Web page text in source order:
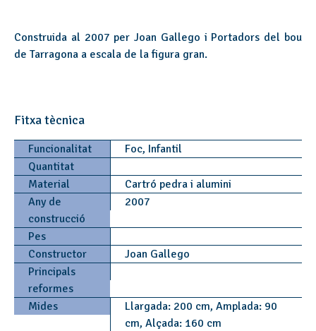
Construida al 2007 per Joan Gallego i Portadors del bou
de Tarragona a escala de la figura gran.
Fitxa tècnica
Funcionalitat
Foc, Infantil
Quantitat
Material
Cartró pedra i alumini
Any de
construcció
2007
Pes
Constructor
Joan Gallego
Principals
reformes
Mides
Llargada: 200 cm, Amplada: 90
cm, Alçada: 160 cm